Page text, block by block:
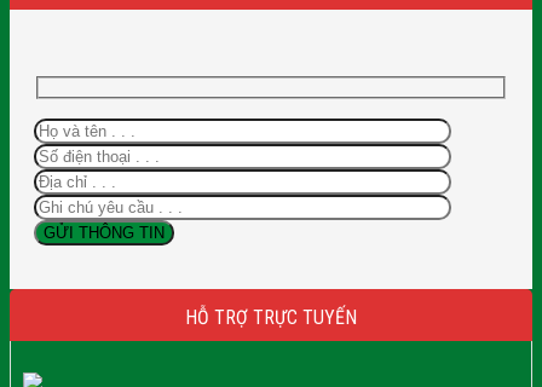
HỖ TRỢ TRỰC TUYẾN